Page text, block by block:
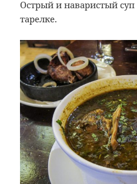
Острый и наваристый
тарелке.